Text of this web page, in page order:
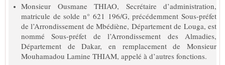
Monsieur Ousmane THIAO, Secrétaire d’administration,
matricule de solde n° 621 196/G, précédemment Sous-préfet
de l’Arrondissement de Mbédiène, Département de Louga, est
nommé Sous-préfet de l’Arrondissement des Almadies,
Département de Dakar, en remplacement de Monsieur
Mouhamadou Lamine THIAM, appelé à d’autres fonctions.